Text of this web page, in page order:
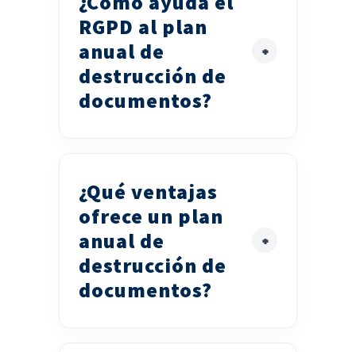
RGPD al plan
anual de
destrucción de
documentos?
¿Qué ventajas
ofrece un plan
anual de
destrucción de
documentos?